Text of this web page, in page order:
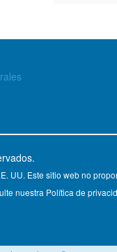
UU. Este sitio web no
nuestra Política de